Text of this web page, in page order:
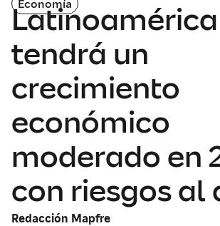
Economía
Latinoamérica
tendrá un
crecimiento
económico
moderado en
con riesgos al
Redacción Mapfre